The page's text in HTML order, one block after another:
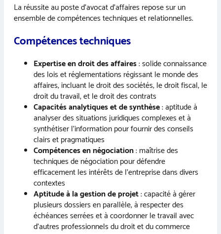
La réussite au poste d’avocat d’affaires repose sur un
ensemble de compétences techniques et relationnelles.
Compétences techniques
Expertise en droit des affaires: solide connaissance
des lois et réglementations régissant le monde des
affaires, incluant le droit des sociétés, le droit fiscal, le
droit du travail, et le droit des contrats
Capacités analytiques et de synthèse: aptitude à
analyser des situations juridiques complexes et à
synthétiser l’information pour fournir des conseils
clairs et pragmatiques
Compétences en négociation: maîtrise des
techniques de négociation pour défendre
efficacement les intérêts de l’entreprise dans divers
contextes
Aptitude à la gestion de projet: capacité à gérer
plusieurs dossiers en parallèle, à respecter des
échéances serrées et à coordonner le travail avec
d’autres professionnels du droit et du commerce